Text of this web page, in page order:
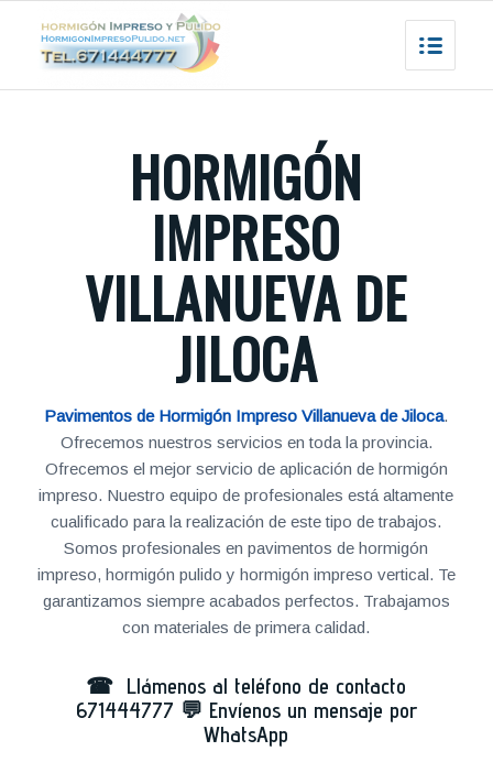
HORMIGÓN
IMPRESO
VILLANUEVA DE
JILOCA
Pavimentos de Hormigón Impreso Villanueva de Jiloca.
Ofrecemos nuestros servicios en toda la provincia.
Ofrecemos el mejor servicio de aplicación de hormigón
impreso. Nuestro equipo de profesionales está altamente
cualificado para la realización de este tipo de trabajos.
Somos profesionales en pavimentos de hormigón
impreso, hormigón pulido y hormigón impreso vertical. Te
garantizamos siempre acabados perfectos. Trabajamos
con materiales de primera calidad.
☎ Llámenos al teléfono de contacto
671444777 💬 Envíenos un mensaje por
WhatsApp